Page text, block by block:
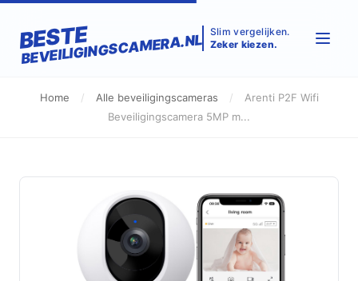
BESTE
BEVEILIGINGSCAMERA.NL Slim vergelijken.
Zeker kiezen.
Home / Alle beveiligingscameras /
Arenti P2F Wifi
Beveiligingscamera 5MP m...